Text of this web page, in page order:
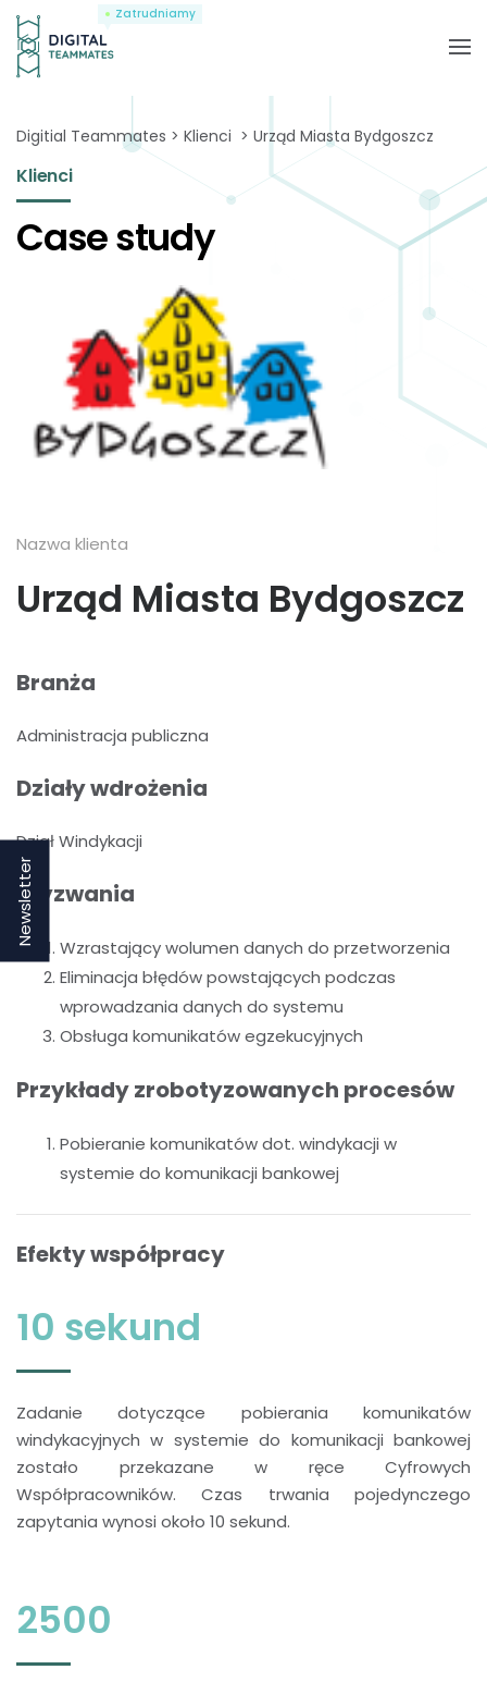
Zatrudniamy
Digitial Teammates Klienci Urząd Miasta Bydgoszcz
Klienci
Case study
Nazwa klienta
Urząd Miasta Bydgoszcz
Branża
Administracja publiczna
Działy wdrożenia
Dział Windykacji
Wyzwania
Wzrastający wolumen danych do przetworzenia
Eliminacja błędów powstających podczas
wprowadzania danych do systemu
Obsługa komunikatów egzekucyjnych
Przykłady zrobotyzowanych procesów
Pobieranie komunikatów dot. windykacji w
systemie do komunikacji bankowej
Efekty współpracy
10 sekund
Zadanie dotyczące pobierania komunikatów
windykacyjnych w systemie do komunikacji bankowej
zostało przekazane w ręce Cyfrowych
Współpracowników. Czas trwania pojedynczego
zapytania wynosi około 10 sekund.
2500
Newsletter